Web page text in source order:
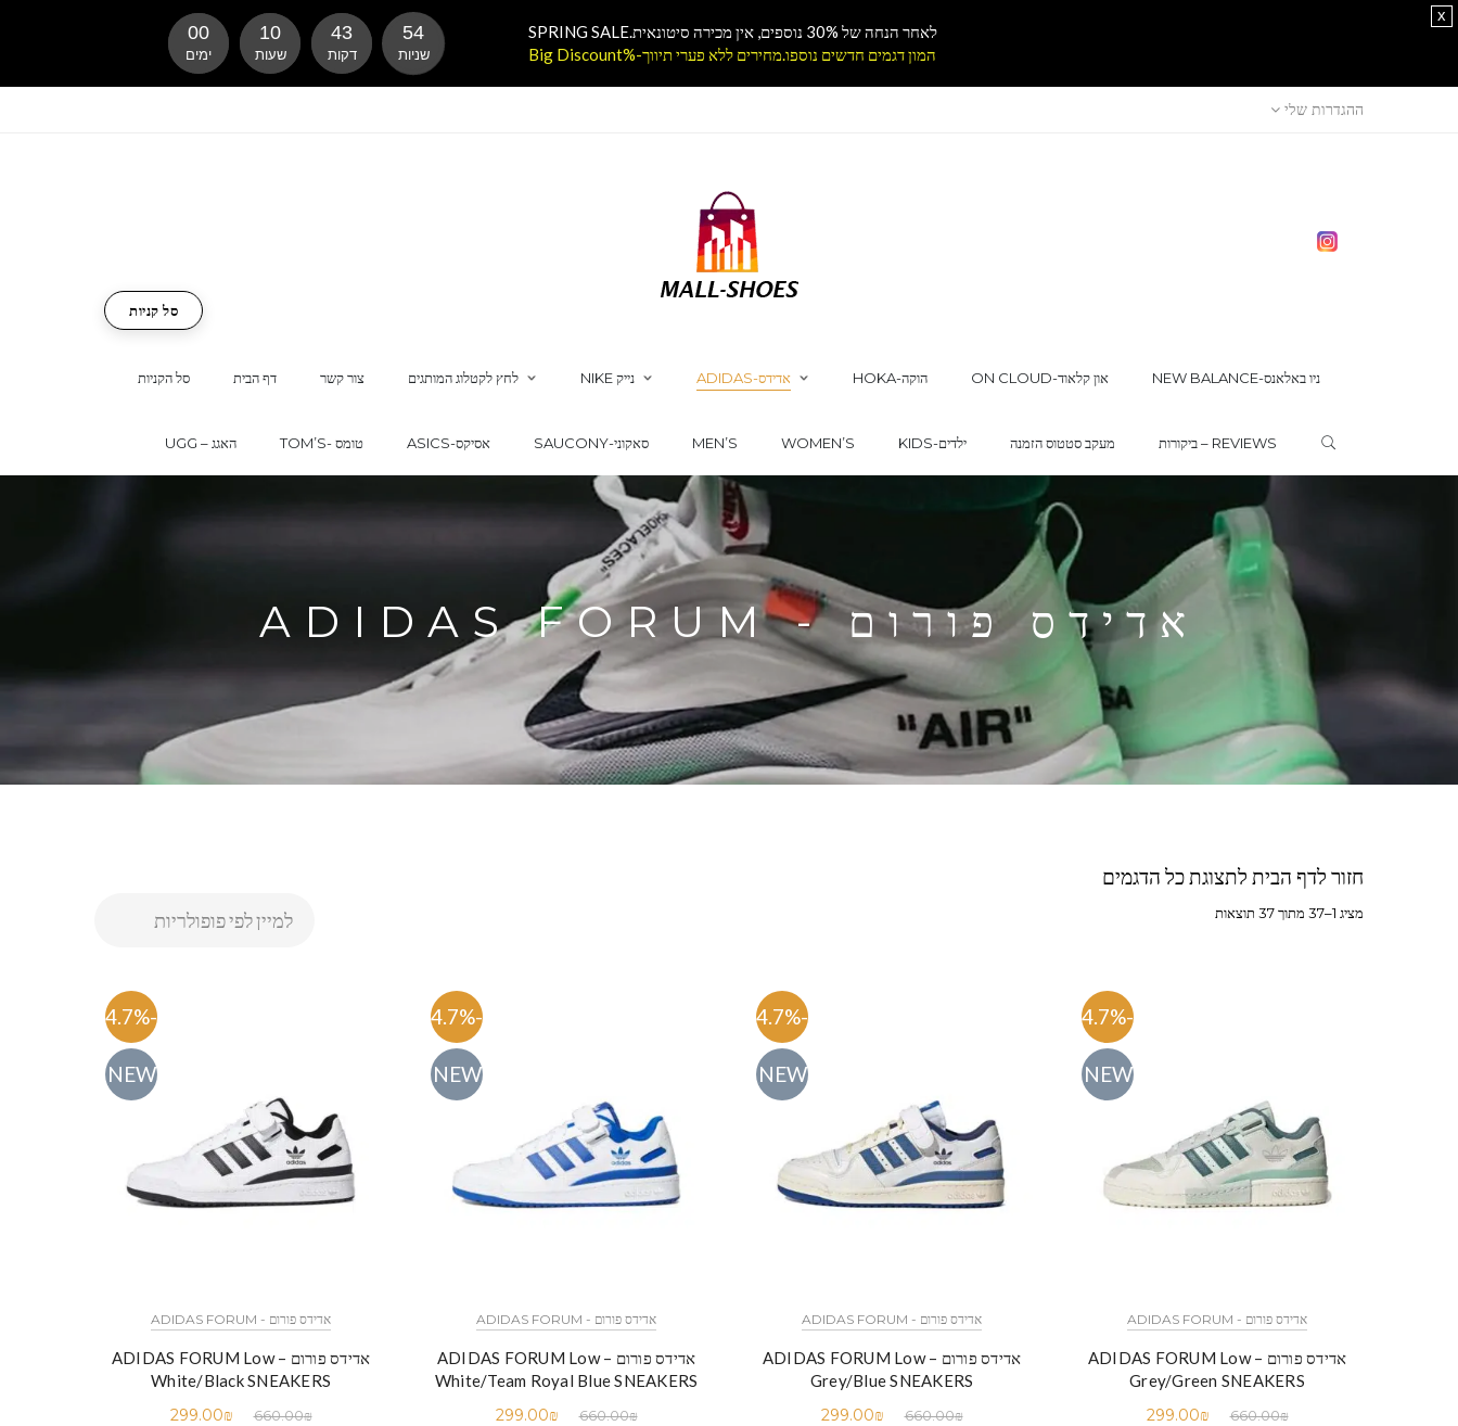
ההגדרות שלי
סל הקניות דף הבית צור קשר לחץ לקטלוג המותגים NIKE נייק ADIDAS-אדידס HOKA-הוקה ON CLOUD-און קלאוד NEW BALANCE-ניו באלאנס
UGG – האגג TOM’S- טומס ASICS-אסיקס SAUCONY-סאקוני MEN’S WOMEN’S KIDS-ילדים מעקב סטטוס הזמנה ביקורות – REVIEWS
סל קניות
אדידס פורום - ADIDAS FORUM
חזור לדף הבית לתצוגת כל הדגמים
מציג 1–37 מתוך 37 תוצאות
-54.7%
NEW
אדידס פורום - ADIDAS FORUM
אדידס פורום – ADIDAS FORUM Low
White/Black SNEAKERS
660.00₪
299.00₪
-54.7%
NEW
אדידס פורום - ADIDAS FORUM
אדידס פורום – ADIDAS FORUM Low
White/Team Royal Blue SNEAKERS
660.00₪
299.00₪
-54.7%
NEW
אדידס פורום - ADIDAS FORUM
אדידס פורום – ADIDAS FORUM Low
Grey/Blue SNEAKERS
660.00₪
299.00₪
-54.7%
NEW
אדידס פורום - ADIDAS FORUM
אדידס פורום – ADIDAS FORUM Low
Grey/Green SNEAKERS
660.00₪
299.00₪
לאחר הנחה של 30% נוספים, אין מכירה סיטונאית.SPRING SALE
המון דגמים חדשים נוספו.מחירים ללא פערי תיווך-%Big Discount
00
ימים
10
שעות
43
דקות
53
שניות
x